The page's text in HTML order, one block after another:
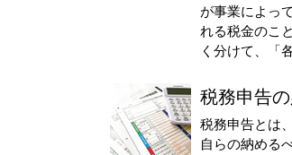
が事業によっ
れる税金のこ
く分けて、「
税務申告
税務申告とは
自らの納める